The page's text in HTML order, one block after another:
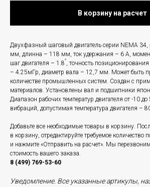
В корзину на расчет
Двухфазный шаговый двигатель серии NEMA
мм, длинна – 118 мм, ток удержания – 6 А,
шаг двигателя – 1.8°, точность позиционирования
– 4.25мГр, диаметр вала – 12,7 мм. Может быть
количестве промышленных систем. Создан с
материалов. Установлены вал и подшипники
Диапазон рабочих температур двигателя от -10 до
вибраций, допустимая температура двигателя –
Добавьте все необходимые товары в корзину.
в корзину, отредактируйте требуемое количество
и нажмите «Отправить на расчет». Мы
стоимость вашего заказа.
8 (499) 769-53-60
Уведомление. Все указанные артикулы,